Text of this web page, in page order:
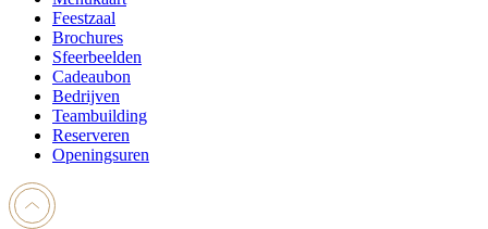
Feestzaal
Brochures
Sfeerbeelden
Cadeaubon
Bedrijven
Teambuilding
Reserveren
Openingsuren